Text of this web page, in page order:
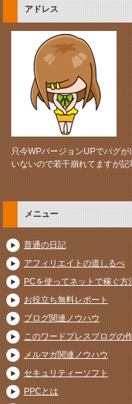
アドレス
只今WPバージョンUPでバグ
いないので若干崩れてますが
メニュー
普通の日記
アフィリエイトの道しるべ
PCを使ってネットで稼ぐ方
お役立ち無料レポート
ブログ関連ノウハウ
このワードプレスブログの
メルマガ関連ノウハウ
セキュリティーソフト
PPCとは